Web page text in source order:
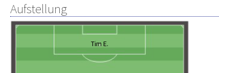
Aufstellung
Tim E.